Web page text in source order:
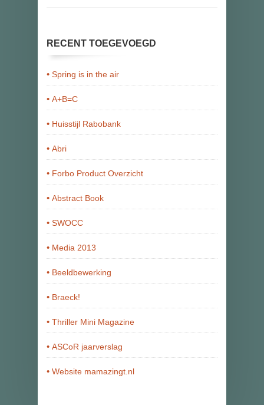
RECENT TOEGEVOEGD
Spring is in the air
A+B=C
Huisstijl Rabobank
Abri
Forbo Product Overzicht
Abstract Book
SWOCC
Media 2013
Beeldbewerking
Braeck!
Thriller Mini Magazine
ASCoR jaarverslag
Website mamazingt.nl